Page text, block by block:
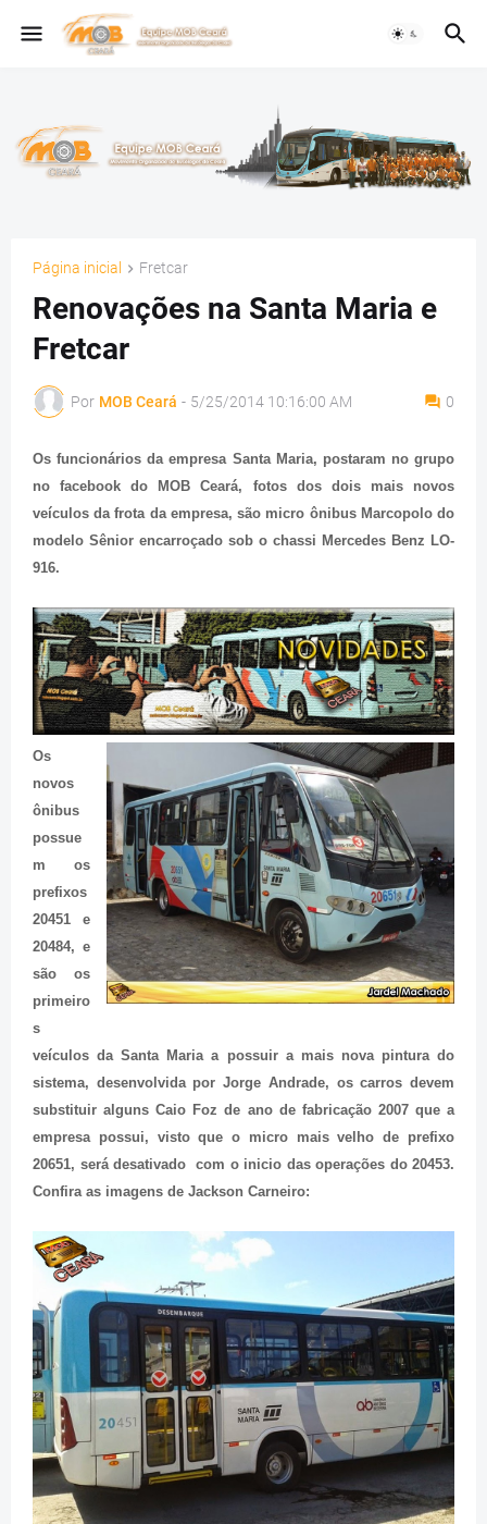
Página inicial Fretcar
Renovações na Santa Maria e
Fretcar
Por MOB Ceará - 5/25/2014 10:16:00 AM 0
Os funcionários da empresa Santa Maria, postaram no grupo
no facebook do MOB Ceará, fotos dos dois mais novos
veículos da frota da empresa, são micro ônibus Marcopolo do
modelo Sênior encarroçado sob o chassi Mercedes Benz LO-
916.
Os
novos
ônibus
possue
m os
prefixos
20451 e
20484, e
são os
primeiro
s
veículos da Santa Maria a possuir a mais nova pintura do
sistema, desenvolvida por Jorge Andrade, os carros devem
substituir alguns Caio Foz de ano de fabricação 2007 que a
empresa possui, visto que o micro mais velho de prefixo
20651, será desativado com o inicio das operações do 20453.
Confira as imagens de Jackson Carneiro: